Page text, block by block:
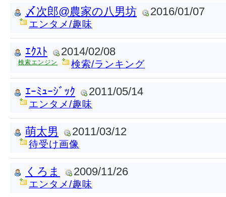
〆次郎@農家の八男坊 2016/01/07
エンタメ/趣味
ｴｸｽﾄ 2014/02/08
検索エンジン 検索/ランキング
ｴｰﾐｭｰｼﾞｯｸ 2011/05/14
エンタメ/趣味
萌太男 2011/03/12
待受け画像
くろま 2009/11/26
エンタメ/趣味